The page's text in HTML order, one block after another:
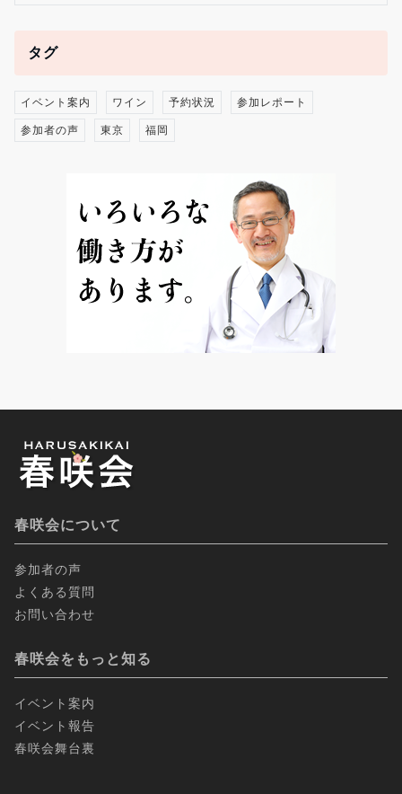
タグ
イベント案内 ワイン 予約状況 参加レポート
参加者の声 東京 福岡
春咲会について
参加者の声
よくある質問
お問い合わせ
春咲会をもっと知る
イベント案内
イベント報告
春咲会舞台裏